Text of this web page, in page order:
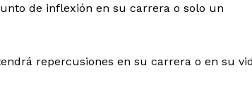
de inflexión en su carrera o solo un
repercusiones en su carrera o en su